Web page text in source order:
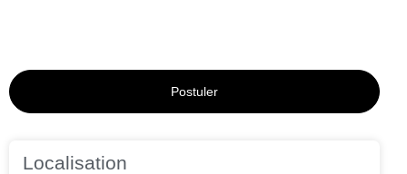
Postuler
Localisation